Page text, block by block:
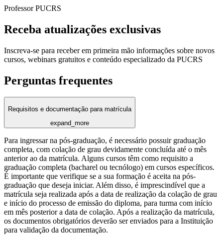
Professor PUCRS
Receba atualizações exclusivas
Inscreva-se para receber em primeira mão informações sobre novos
cursos, webinars gratuitos e conteúdo especializado da PUCRS
Perguntas frequentes
Requisitos e documentação para matrícula
expand_more
Para ingressar na pós-graduação, é necessário possuir graduação
completa, com colação de grau devidamente concluída até o mês
anterior ao da matrícula. Alguns cursos têm como requisito a
graduação completa (bacharel ou tecnólogo) em cursos específicos.
É importante que verifique se a sua formação é aceita na pós-
graduação que deseja iniciar. Além disso, é imprescindível que a
matrícula seja realizada após a data de realização da colação de grau
e início do processo de emissão do diploma, para turma com início
em mês posterior a data de colação. Após a realização da matrícula,
os documentos obrigatórios deverão ser enviados para a Instituição
para validação da documentação.